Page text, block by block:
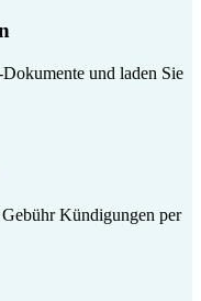
und laden Sie
Kündigungen per